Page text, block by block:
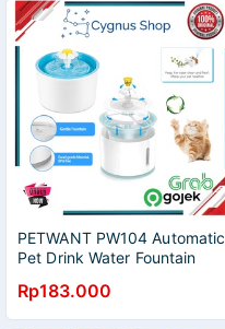
PETWANT PW104 Automatic
Pet Drink Water Fountain
Kucing Dan Anjing
Rp183.000